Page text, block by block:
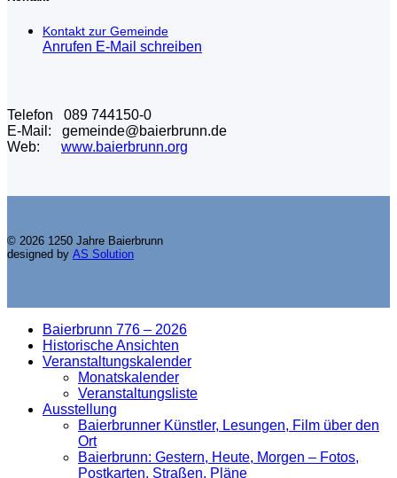
Kontakt zur Gemeinde
Anrufen E-Mail schreiben
Telefon 089 744150-0
E-Mail: gemeinde@baierbrunn.de
Web: www.baierbrunn.org
© 2026 1250 Jahre Baierbrunn
designed by AS Solution
Baierbrunn 776 – 2026
Historische Ansichten
Veranstaltungskalender
Monatskalender
Veranstaltungsliste
Ausstellung
Baierbrunner Künstler, Lesungen, Film über den
Ort
Baierbrunn: Gestern, Heute, Morgen – Fotos,
Postkarten, Straßen, Pläne